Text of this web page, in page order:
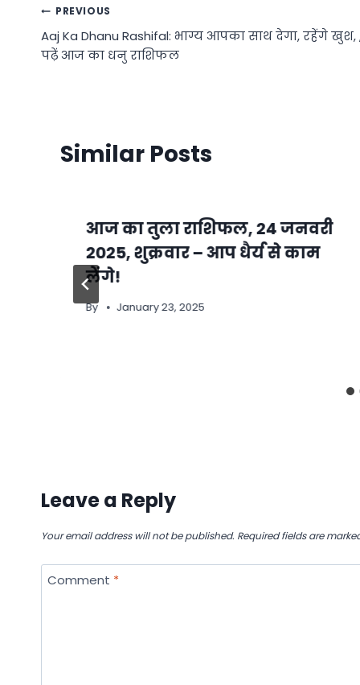
Post
navigation
PREVIOUS
Aaj Ka Dhanu Rashifal: भाग्य आपका साथ देगा, रहेंगे खुश,
पढ़ें आज का धनु राशिफल
Similar Posts
आज का तुला राशिफल, 24 जनवरी
2025, शुक्रवार – आप धैर्य से काम
लेंगे!
By January 23, 2025
Leave a Reply
Your email address will not be published. Required fields are
Comment *